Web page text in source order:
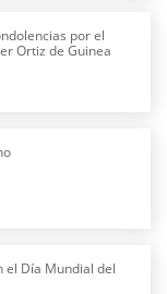
por el
Ortiz de Guinea
el Día Mundial del